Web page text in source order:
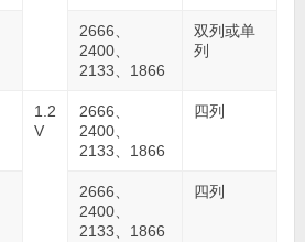
2666、
2400、
2133、1866
双列或单
列
1.2
V
2666、
2400、
2133、1866
四列
2666、
2400、
2133、1866
四列